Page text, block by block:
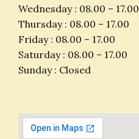
Wednesday : 08.00 – 17.00
Thursday : 08.00 – 17.00
Friday : 08.00 – 17.00
Saturday : 08.00 – 17.00
Sunday : Closed